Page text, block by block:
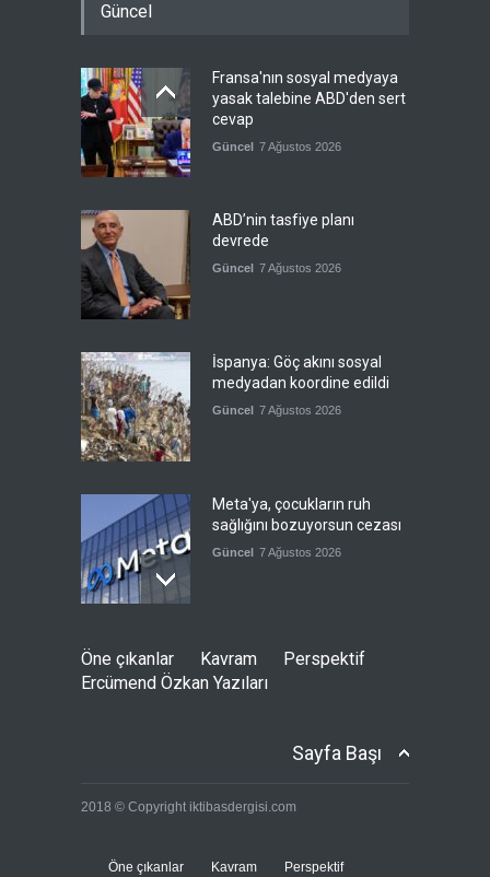
Güncel
Fransa'nın sosyal medyaya
yasak talebine ABD'den sert
cevap
Güncel 7 Ağustos 2026
ABD’nin tasfiye planı
devrede
Güncel 7 Ağustos 2026
İspanya: Göç akını sosyal
medyadan koordine edildi
Güncel 7 Ağustos 2026
Meta'ya, çocukların ruh
sağlığını bozuyorsun cezası
Güncel 7 Ağustos 2026
Futbol endüstrisinde kavga
devam ediyor
Pakistan savunma
Öne çıkanlar Kavram
Perspektif
Ercümend Özkan Yazıları
Sayfa Başı
2018 © Copyright iktibasdergisi.com
Öne çıkanlar Kavram Perspektif